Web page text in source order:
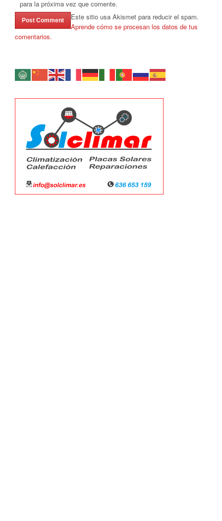
para la próxima vez que comente.
Este sitio usa Akismet para reducir el spam.
Aprende cómo se procesan los datos de tus
comentarios.